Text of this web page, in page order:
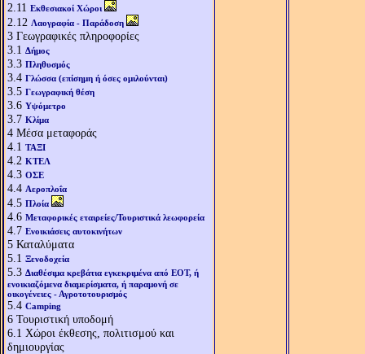
2.11 Εκθεσιακοί Χώροι
2.12 Λαογραφία - Παράδοση
3 Γεωγραφικές πληροφορίες
3.1 Δήμος
3.3 Πληθυσμός
3.4 Γλώσσα (επίσημη ή όσες ομιλούνται)
3.5 Γεωγραφική θέση
3.6 Υψόμετρο
3.7 Κλίμα
4 Μέσα μεταφοράς
4.1 ΤΑΞΙ
4.2 ΚΤΕΛ
4.3 ΟΣΕ
4.4 Αεροπλοΐα
4.5 Πλοία
4.6 Μεταφορικές εταιρείες/Τουριστικά λεωφορεία
4.7 Ενοικιάσεις αυτοκινήτων
5 Καταλύματα
5.1 Ξενοδοχεία
5.3 Διαθέσιμα κρεβάτια εγκεκριμένα από ΕΟΤ, ή
ενοικιαζόμενα διαμερίσματα, ή παραμονή σε
οικογένειες - Αγροτοτουρισμός
5.4 Camping
6 Τουριστική υποδομή
6.1 Χώροι έκθεσης, πολιτισμού και
δημιουργίας